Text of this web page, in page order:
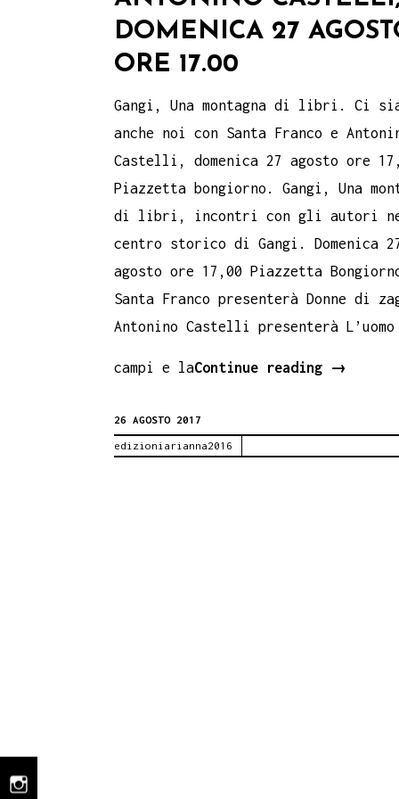
instagram
DOMENICA 27
ORE 17.00
Gangi, Una montagna di libri. Ci
anche noi con Santa Franco e
Castelli, domenica 27 agosto ore
Piazzetta bongiorno. Gangi, Una
di libri, incontri con gli autori
centro storico di Gangi. Domenica
agosto ore 17,00 Piazzetta
Santa Franco presenterà Donne di
Antonino Castelli presenterà
campi e laContinue reading
GANGI,
→
26 AGOSTO 2017
edizioniarianna2016